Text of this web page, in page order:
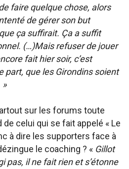
faire quelque chose, alors
de gérer son but
ça suffirait. Ça a suffit
(…)Mais refuser de jouer
fait hier soir, c’est
part, que les Girondins soient
sur les forums toute
de celui qui se fait appelé « Le
à dire les supporters face à
le coaching ? « Gillot
pas, il ne fait rien et s’étonne